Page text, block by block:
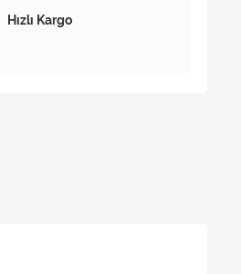
Hızlı Kargo